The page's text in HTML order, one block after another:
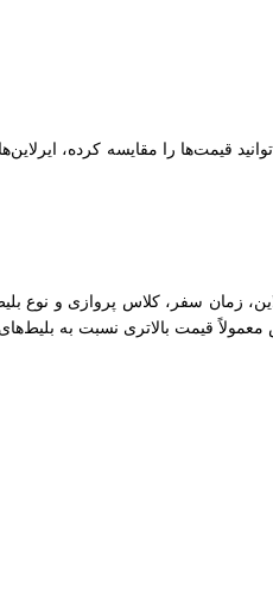
قیمت‌ها را مقایسه کرده،
زمان سفر، کلاس پروازی و نوع
قیمت بالاتری نسبت به بلیط‌های